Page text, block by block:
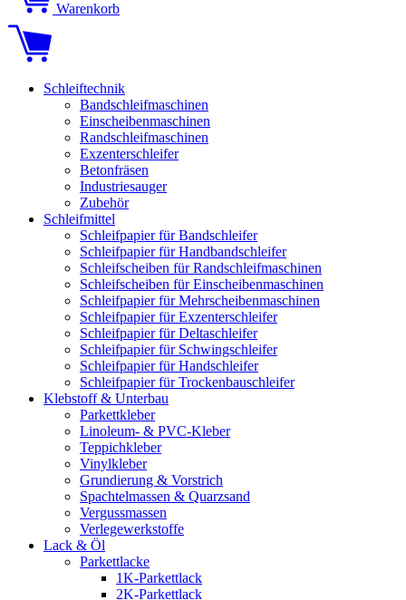
Warenkorb
Schleiftechnik
Bandschleifmaschinen
Einscheibenmaschinen
Randschleifmaschinen
Exzenterschleifer
Betonfräsen
Industriesauger
Zubehör
Schleifmittel
Schleifpapier für Bandschleifer
Schleifpapier für Handbandschleifer
Schleifscheiben für Randschleifmaschinen
Schleifscheiben für Einscheibenmaschinen
Schleifpapier für Mehrscheibenmaschinen
Schleifpapier für Exzenterschleifer
Schleifpapier für Deltaschleifer
Schleifpapier für Schwingschleifer
Schleifpapier für Handschleifer
Schleifpapier für Trockenbauschleifer
Klebstoff & Unterbau
Parkettkleber
Linoleum- & PVC-Kleber
Teppichkleber
Vinylkleber
Grundierung & Vorstrich
Spachtelmassen & Quarzsand
Vergussmassen
Verlegewerkstoffe
Lack & Öl
Parkettlacke
1K-Parkettlack
2K-Parkettlack